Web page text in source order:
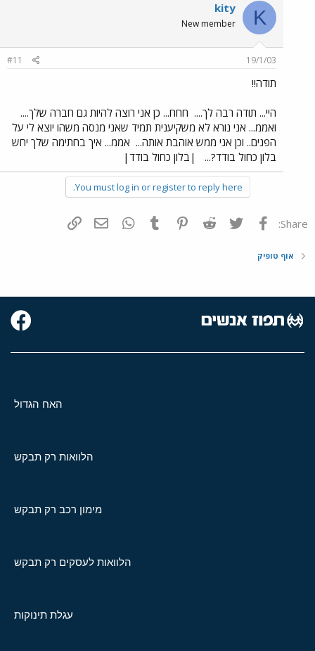
K
kity
New member
19/1/03
#11
תודה!!
היי... תודה רבה לך.... חחח... כן אני רוצה להיות גם חברה שלך....
ואממ... אני נורא לא משקיענית תמיד שאני מנסה משהו יוצא לי על
הפנים.. וכן אני ממש אוהבת אותה... אממ... איך בחתימה שלך יחש
בלון כחול בודד?...
|בלון כחול בודד|
You must log in or register to reply here.
Share: פייסבוק Twitter
Reddit
Pinterest
Tumblr
WhatsAppדואר אלקטרוני
אוף טופיק
האח הגדול
הלוואות רק תבקש
מימון רכב רק תבקש
הלוואות לעסקים רק תבקש
עגלת תינוקות